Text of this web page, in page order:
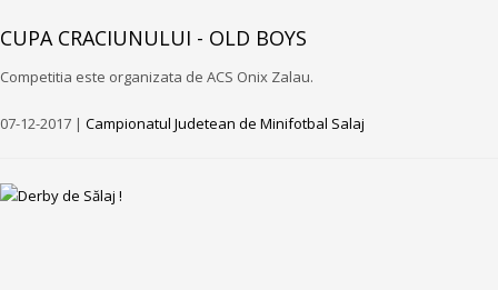
CUPA CRACIUNULUI - OLD BOYS
Competitia este organizata de ACS Onix Zalau.
07-12-2017 | Campionatul Judetean de Minifotbal Salaj